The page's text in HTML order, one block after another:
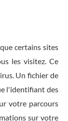
certains sites
les visitez. Ce
Un fichier de
l'identifiant des
votre parcours
sur votre